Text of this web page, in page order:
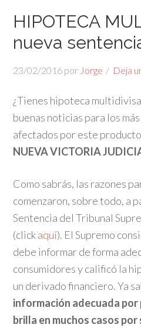
HIPOTECA
nueva
23/02/2016 por Jorge Deja
¿Tienes hipoteca
buenas noticias para los
afectados por este
NUEVA VICTORIA
Como sabrás, las razones
comenzaron, sobre todo, a
Sentencia del Tribunal
(clickaquí). El Supremo
debe informar de forma
consumidores y calificó la
un derivado financiero. Ya
información adecuada
brilla en muchos casos por